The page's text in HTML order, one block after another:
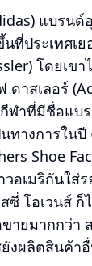
แบรน
นที่ประเทศเ
โดยเข
ดาสเลอร์
ฬาที่มีชื่อแบ
นทางการใน
Shoe
อเมริกันใส่
สซี่ โอเวนส์
ายมากกว่า
งผลิตสินค้า